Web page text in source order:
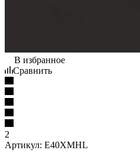
В избранное
Сравнить
2
Артикул: E40XMHL